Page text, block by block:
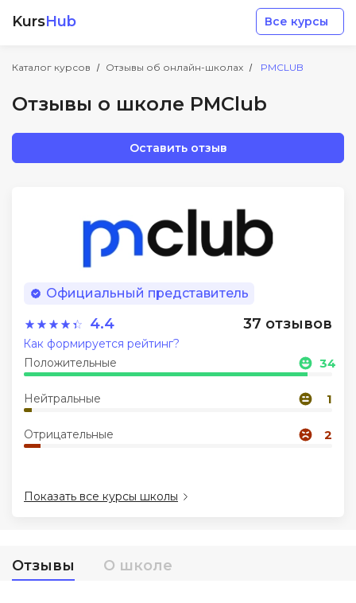
KursHub Все курсы
Каталог курсов Отзывы об онлайн-школах PMCLUB
Отзывы о школе PMClub
Оставить отзыв
Официальный представитель
4.4 37 отзывов
Положительные 34
Нейтральные 1
Отрицательные 2
Как формируется рейтинг?
Показать все курсы школы
Отзывы О школе
Маркетинг
Дизайн
Аналитика
Менеджмент
Иностранные языки
Soft Skills
Акции и промокоды